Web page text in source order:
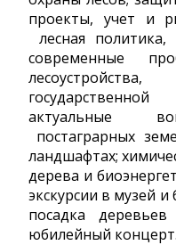
проекты, учет и
лесная
современные
актуальные
постаграрных
ландшафтах;
дерева и
экскурсии в музей
посадка
юбилейный концерт.